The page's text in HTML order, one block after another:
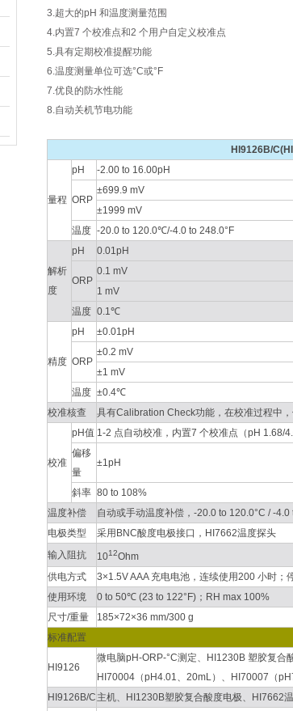
3.超大的pH 和温度测量范围
4.内置7 个校准点和2 个用户自定义校准点
5.具有定期校准提醒功能
6.温度测量单位可选°C或°F
7.优良的防水性能
8.自动关机节电功能
HI9126B/
量程
pH -2.00 to 16.00pH
ORP
±699.9 mV
±1999 mV
温度 -20.0 to 120.0℃/-4.0 to 248.0°F
解析
度
pH 0.01pH
ORP
0.1 mV
1 mV
温度 0.1℃
精度
pH ±0.01pH
ORP
±0.2 mV
±1 mV
温度 ±0.4℃
校准核查
具有Calibration Check功能，在校准过程中
校准
pH值 1-2 点自动校准，内置7 个校准点（pH 1.68/
偏移
量
±1pH
斜率 80 to 108%
温度补偿
自动或手动温度补偿，-20.0 to 120.0°C / -4.0
电极类型
采用BNC酸度电极接口，HI7662温度探头
输入阻抗
1012Ohm
供电方式
3×1.5V AAA 充电电池，连续使用200 小时；
使用环境
0 to 50℃ (23 to 122°F)；RH max 100%
尺寸/重量
185×72×36 mm/300 g
标准配置
HI9126
微电脑pH-ORP-°C测定、HI1230B 塑胶复合
HI70004（pH4.01、20mL）、HI70007（
HI9126B/C 主机、HI1230B塑胶复合酸度电极、HI7662